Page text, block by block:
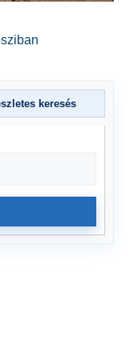
keresés